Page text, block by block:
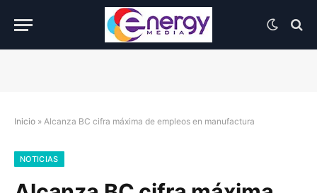
Inicio » Alcanza BC cifra máxima de empleos en manufactura
NOTICIAS